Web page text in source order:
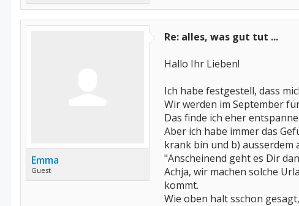
Emma
Guest
Re: alles, was gut tut ...
Hallo Ihr Lieben!
Ich habe festgestell, dass
Wir werden im September
Das finde ich eher
Aber ich habe immer das
krank bin und b) ausserdem
"Anscheinend geht es Dir
Achja, wir machen solche
kommt.
Wie oben halt sschon